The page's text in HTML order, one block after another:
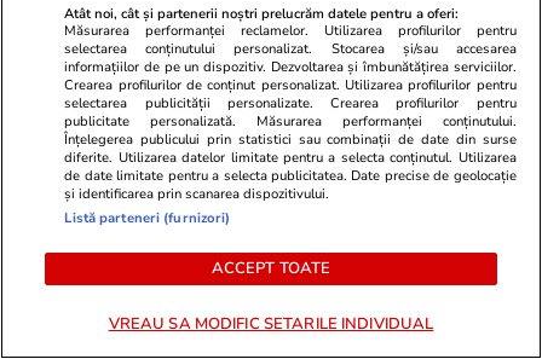
Lumea după 2015
De la muncitorul eroic la
clasei populare
Atât noi, cât și partenerii noștri prelucrăm datele pentru a oferi:
Măsurarea performanței reclamelor. Utilizarea profilurilor pentru
selectarea conținutului personalizat. Stocarea și/sau accesarea
informațiilor de pe un dispozitiv. Dezvoltarea și îmbunătățirea serviciilor.
Crearea profilurilor de conținut personalizat. Utilizarea profilurilor pentru
selectarea publicității personalizate. Crearea profilurilor pentru
publicitate personalizată. Măsurarea performanței conținutului.
Înțelegerea publicului prin statistici sau combinații de date din surse
diferite. Utilizarea datelor limitate pentru a selecta conținutul. Utilizarea
de date limitate pentru a selecta publicitatea. Date precise de geolocație
și identificarea prin scanarea dispozitivului.
Listă parteneri (furnizori)
ACCEPT TOATE
VREAU SA MODIFIC SETARILE INDIVIDUAL